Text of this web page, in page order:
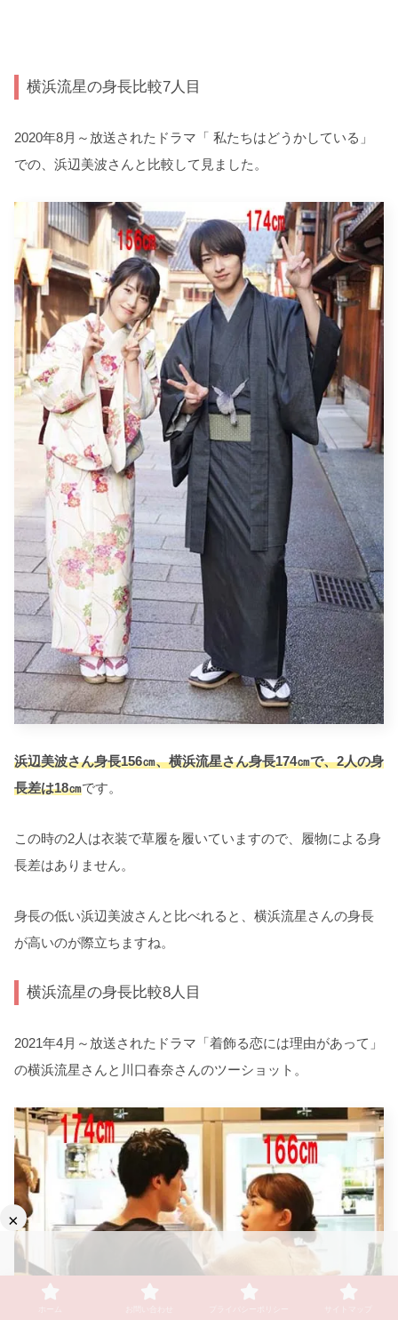
横浜流星の身長比較7人目
2020年8月～放送されたドラマ「 私たちはどうかしている」
での、浜辺美波さんと比較して見ました。
浜辺美波さん身長156㎝、横浜流星さん身長174㎝で、2人の身
長差は18㎝です。
この時の2人は衣装で草履を履いていますので、履物による身
長差はありません。
身長の低い浜辺美波さんと比べれると、横浜流星さんの身長
が高いのが際立ちますね。
横浜流星の身長比較8人目
2021年4月～放送されたドラマ「着飾る恋には理由があって」
の横浜流星さんと川口春奈さんのツーショット。
×